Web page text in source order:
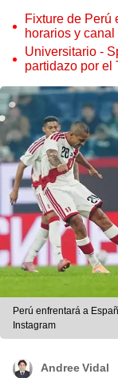
Fixture de Perú
horarios y
torneo
Universitario -
partidazo por el
Perú enfrentará a
Instagram
Andree Vidal